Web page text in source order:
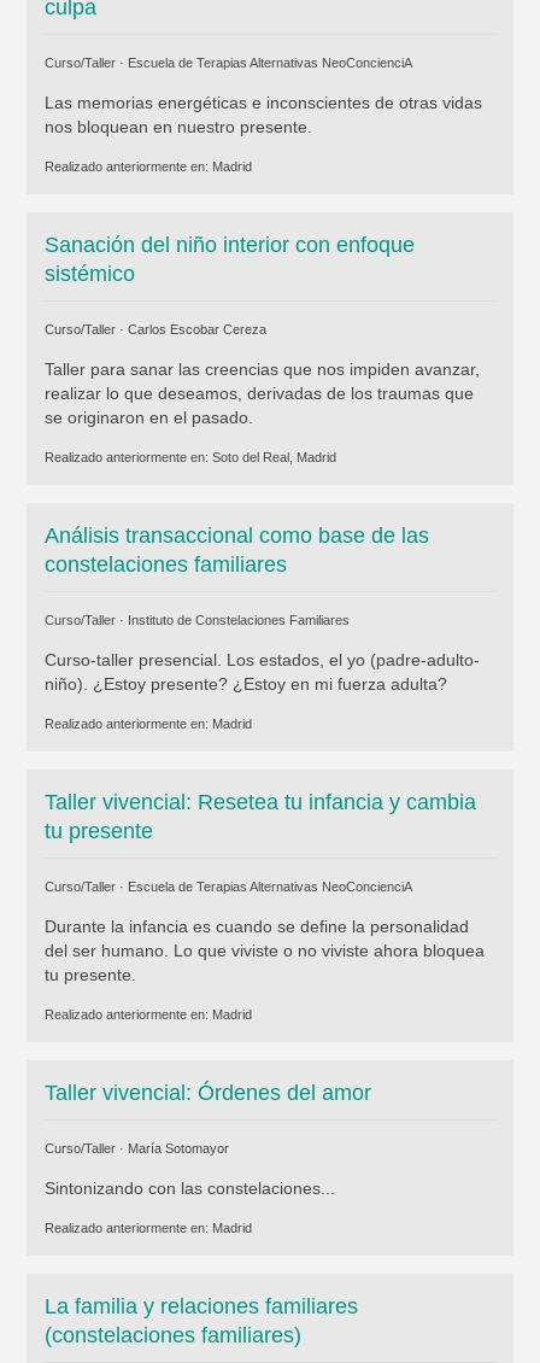
culpa
Curso/Taller · Escuela de Terapias Alternativas NeoConcienciA
Las memorias energéticas e inconscientes de otras vidas
nos bloquean en nuestro presente.
Realizado anteriormente en: Madrid
Sanación del niño interior con enfoque
sistémico
Curso/Taller · Carlos Escobar Cereza
Taller para sanar las creencias que nos impiden avanzar,
realizar lo que deseamos, derivadas de los traumas que
se originaron en el pasado.
Realizado anteriormente en: Soto del Real, Madrid
Análisis transaccional como base de las
constelaciones familiares
Curso/Taller · Instituto de Constelaciones Familiares
Curso-taller presencial. Los estados, el yo (padre-adulto-
niño). ¿Estoy presente? ¿Estoy en mi fuerza adulta?
Realizado anteriormente en: Madrid
Taller vivencial: Resetea tu infancia y cambia
tu presente
Curso/Taller · Escuela de Terapias Alternativas NeoConcienciA
Durante la infancia es cuando se define la personalidad
del ser humano. Lo que viviste o no viviste ahora bloquea
tu presente.
Realizado anteriormente en: Madrid
Taller vivencial: Órdenes del amor
Curso/Taller · María Sotomayor
Sintonizando con las constelaciones...
Realizado anteriormente en: Madrid
La familia y relaciones familiares
(constelaciones familiares)